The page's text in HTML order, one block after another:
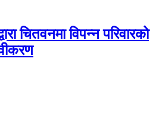
चितवनमा विपन्न परिवारको